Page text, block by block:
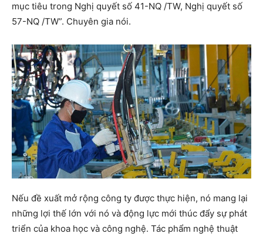
mục tiêu trong Nghị quyết số 41-NQ /TW, Nghị quyết số
57-NQ /TW”. Chuyên gia nói.
Nếu đề xuất mở rộng công ty được thực hiện, nó mang lại
những lợi thế lớn với nó và động lực mới thúc đẩy sự phát
triển của khoa học và công nghệ. Tác phẩm nghệ thuật